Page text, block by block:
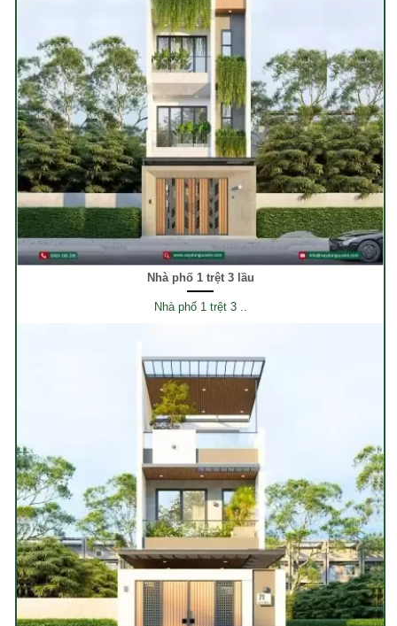
Nhà phố 1 trệt 3 lầu
Nhà phố 1 trệt 3 ..